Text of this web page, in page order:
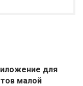
для
малой